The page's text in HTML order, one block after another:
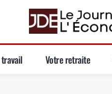
Votre retraite